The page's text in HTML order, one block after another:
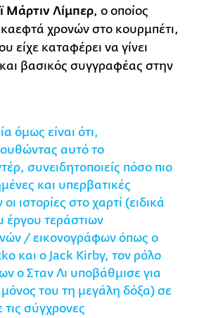
Μάρτιν Λίμπερ, ο οποίος
χρονών στο κoυρμπέτι,
είχε καταφέρει να γίνει
βασικός συγγραφέας στην
όμως είναι ότι,
αυτό το
συνειδητοποιείς πόσο πιο
και υπερβατικές
ιστορίες στο χαρτί (ειδικά
έργου τεράστιων
/ εικονογράφων όπως ο
και ο Jack Kirby, τον ρόλο
ο Σταν Λι υποβάθμισε για
μόνος του τη μεγάλη δόξα) σε
σύγχρονες